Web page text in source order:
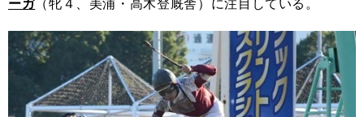
ーガ（牝４、美浦・高木登厩舎）に注目している。